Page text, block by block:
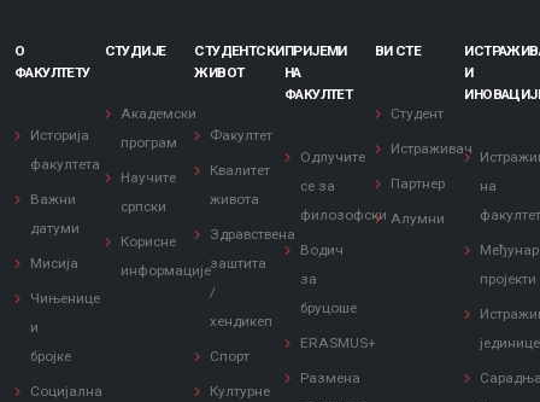
Заштита од сексуалног узнемиравања и уцењивања
О
ФАКУЛТЕТУ
Историја
факултета
Важни
датуми
Мисија
Чињенице
и
бројке
Социјална
СТУДИЈЕ
Академски
програм
Научите
српски
Корисне
информације
СТУДЕНТСКИ
ЖИВОТ
Факултет
Квалитет
живота
Здравствена
заштита
/
хендикеп
Спорт
Културне
ПРИЈЕМИ
НА
ФАКУЛТЕТ
Одлучите
се за
филозофски
Водич
за
бруцоше
ERASMUS+
Размена
ВИ СТЕ
Студент
Истраживач
Партнер
Алумни
И
на
пројекти
јединице